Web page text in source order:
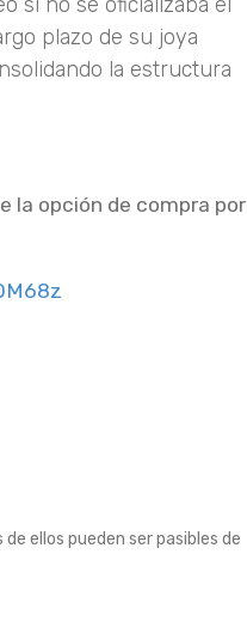
si no se oficializaba el
plazo de su joya
la estructura
la opción de compra por
ellos pueden ser pasibles de